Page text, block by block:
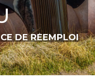
DE RÉEMPLOI